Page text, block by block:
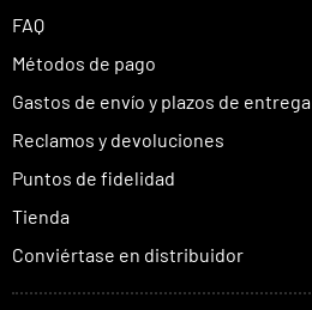
FAQ
Métodos de pago
Gastos de envío y plazos de entrega
Reclamos y devoluciones
Puntos de fidelidad
Tienda
Conviértase en distribuidor